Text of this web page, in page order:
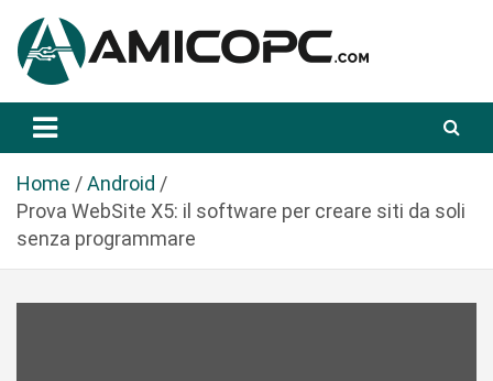
a
Amicopc.com
Home
Android
Prova WebSite X5: il software per creare siti da soli
senza programmare